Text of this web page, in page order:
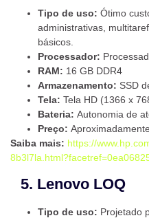
Tipo de uso: Ótimo
administrativas,
básicos.
Processador:
RAM: 16 GB DDR4
Armazenamento: SSD
Tela: Tela HD (1366 x
Bateria: Autonomia de
Preço:
Saiba mais: https://
5. Lenovo LOQ
Tipo de uso: Projetado